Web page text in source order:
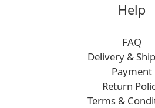
您，我們才能堅持走到現在！ 歐瑞克歡慶九周年活動
Help
FAQ
Delivery &
Payment
Return
Terms &